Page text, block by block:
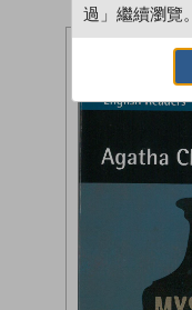
過」繼續瀏覽。